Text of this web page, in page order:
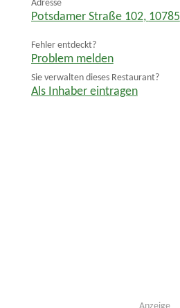
Adresse
Potsdamer Straße 102, 10785
Fehler entdeckt?
Problem melden
Sie verwalten dieses Restaurant?
Als Inhaber eintragen